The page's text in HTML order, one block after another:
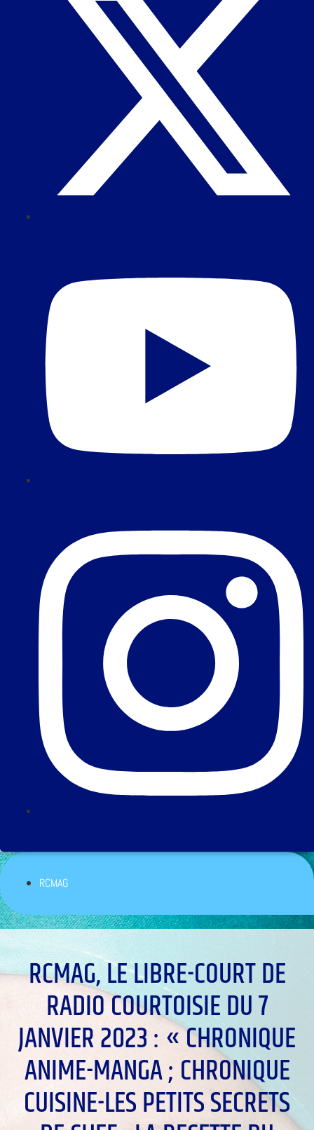
RCMAG
RCMAG, LE LIBRE-COURT DE
RADIO COURTOISIE DU 7
JANVIER 2023 : « CHRONIQUE
ANIME-MANGA ; CHRONIQUE
CUISINE-LES PETITS SECRETS